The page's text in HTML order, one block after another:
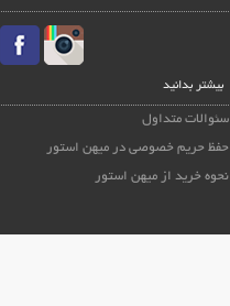
بیشتر بدانید
سئوالات متداول
حفظ حریم خصوصی در میهن استور
نحوه خرید از میهن استور